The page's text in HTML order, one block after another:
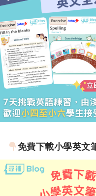
免費下載小學英文